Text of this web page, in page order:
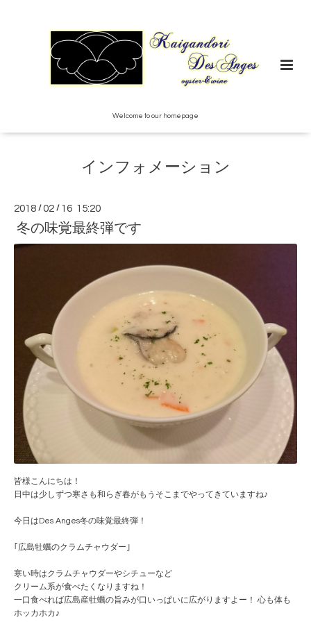
Welcome to our homepage
インフォメーション
2018 /02 / 16 15:20
冬の味覚最終弾です
皆様こんにちは！
日中は少しずつ寒さも和らぎ春がもうそこまでやってきていますね♪
今日はDes Anges冬の味覚最終弾！
｢広島牡蠣のクラムチャウダー｣
寒い時はクラムチャウダーやシチューなど
クリーム系が食べたくなりますね！
一口食べれば広島産牡蠣の旨みが口いっぱいに広がりますよー！ 心も体も
ホッカホカ♪